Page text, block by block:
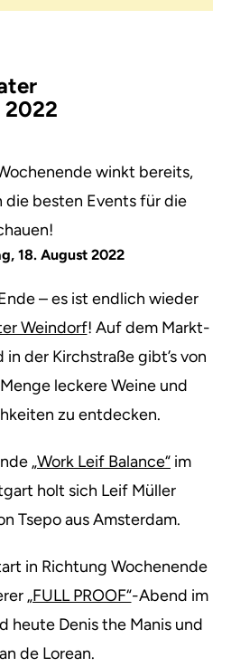
2022
winkt bereits,
die besten Events für die
18. August 2022
– es ist endlich wieder
Weindorf! Auf dem Markt-
der Kirchstraße gibt’s von
leckere Weine und
zu entdecken.
„Work Leif Balance“ im
holt sich Leif Müller
Tsepo aus Amsterdam.
in Richtung Wochenende
„FULL PROOF“-Abend im
heute Denis the Manis und
de Lorean.